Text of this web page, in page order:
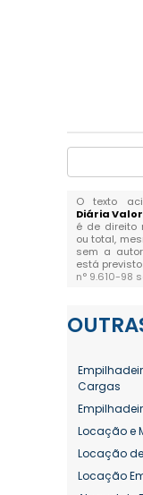
O texto
Diária
é de direito
ou total,
sem a
está
n° 9.610-98
Cargas
Locação e
Locação
Locação